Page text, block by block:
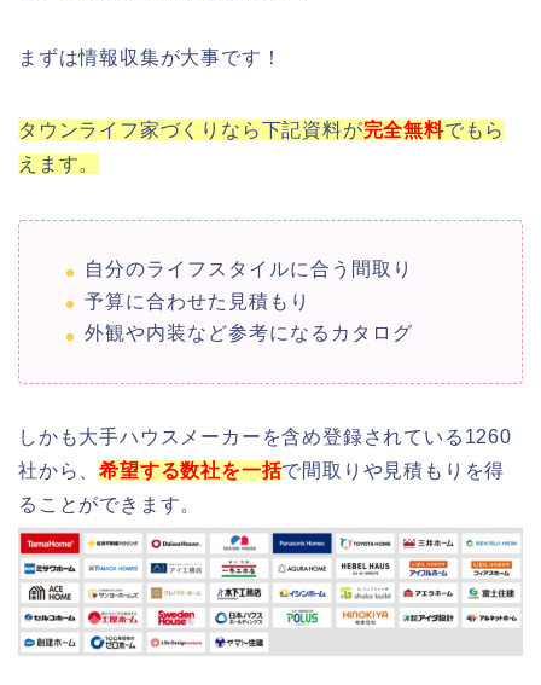
まずは情報収集が大事です！
タウンライフ家づくりなら下記資料が完全無料でもら
えます。
自分のライフスタイルに合う間取り
予算に合わせた見積もり
外観や内装など参考になるカタログ
しかも大手ハウスメーカーを含め登録されている1260
社から、希望する数社を一括で間取りや見積もりを得
ることができます。